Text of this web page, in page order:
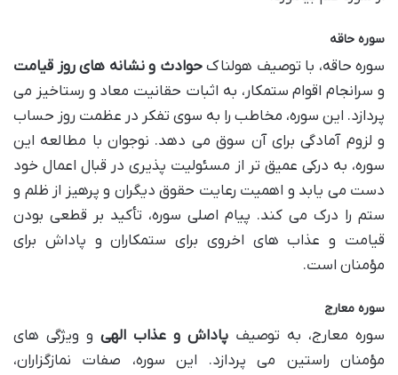
سوره حاقه
سوره حاقه، با توصیف هولناکحوادث و نشانه های روز قیامت
و سرانجام اقوام ستمکار، به اثبات حقانیت معاد و رستاخیز می
پردازد. این سوره، مخاطب را به سوی تفکر در عظمت روز حساب
و لزوم آمادگی برای آن سوق می دهد. نوجوان با مطالعه این
سوره، به درکی عمیق تر از مسئولیت پذیری در قبال اعمال خود
دست می یابد و اهمیت رعایت حقوق دیگران و پرهیز از ظلم و
ستم را درک می کند. پیام اصلی سوره، تأکید بر قطعی بودن
قیامت و عذاب های اخروی برای ستمکاران و پاداش برای
مؤمنان است.
سوره معارج
سوره معارج، به توصیف پاداش و عذاب الهی و ویژگی های
مؤمنان راستین می پردازد. این سوره، صفات نمازگزاران،